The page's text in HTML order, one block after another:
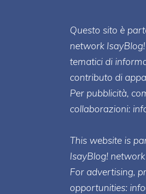
Questo sito è
network
tematici di
contributo di
Per pubblicità,
collaborazioni:
This website is
IsayBlog!
For advertising,
opportunities: